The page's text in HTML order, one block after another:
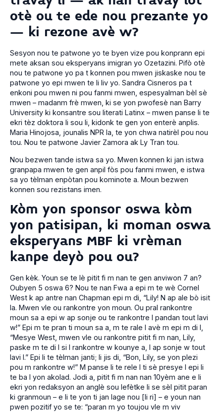
otè ou te ede nou prezante yo
– ki rezone avè w?
Sesyon nou te patwone yo te byen vize pou konprann epi
mete aksan sou eksperyans imigran yo Ozetazini. Pifò otè
nou te patwone yo pa t konnen pou mwen jiskaske nou te
patwone yo epi mwen te li liv yo. Sandra Cisneros pa t
enkoni pou mwen ni pou fanmi mwen, espesyalman bèl sè
mwen – madanm frè mwen, ki se yon pwofesè nan Barry
University ki konsantre sou literati Latinx – mwen panse li te
ekri tèz doktora li sou li, kidonk te gen yon enterè anplis.
Maria Hinojosa, jounalis NPR la, te yon chwa natirèl pou nou
tou. Nou te patwone Javier Zamora ak Ly Tran tou.
Nou bezwen tande istwa sa yo. Mwen konnen ki jan istwa
granpapa mwen te gen anpil fòs pou fanmi mwen, e istwa
sa yo tèlman enpòtan pou kominote a. Moun bezwen
konnen sou rezistans imen.
Kòm yon sponsor oswa kòm
yon patisipan, ki moman oswa
eksperyans MBF ki vrèman
kanpe deyò pou ou?
Gen kèk. Youn se te lè pitit fi m nan te gen anviwon 7 an?
Oubyen 5 oswa 6? Nou te nan Fwa a epi m te wè Cornel
West k ap antre nan Chapman epi m di, “Lily! N ap ale bò isit
la. Mwen vle ou rankontre yon moun. Ou pral rankontre
moun sa a epi w ap sonje ou te rankontre l pandan tout lavi
w!” Epi m te pran ti moun sa a, m te rale l avè m epi m di l,
“Mesye West, mwen vle ou rankontre pitit fi m nan, Lily,
paske m te di l si l rankontre w kounye a, l ap sonje w tout
lavi l.” Epi li te tèlman janti; li jis di, “Bon, Lily, se yon plezi
pou m rankontre w!” M panse li te rele l ti sè presye l epi li
te ba l yon akolad. Jodi a, pitit fi m nan nan 10yèm ane e li
ekri yon redaksyon an anglè sou lefètke li se sèl pitit paran
ki granmoun – e li te yon ti jan lage nou [li ri] – e youn nan
pwen pozitif yo se te: “paran m yo toujou vle m viv